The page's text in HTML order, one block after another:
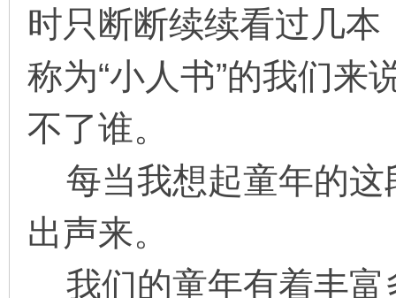
时只断断续续看过几本
称为“小人书”的我们来
不了谁。
每当我想起童年的这
出声来。
我们的童年有着丰富